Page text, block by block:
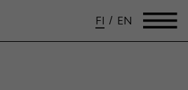
FI / EN